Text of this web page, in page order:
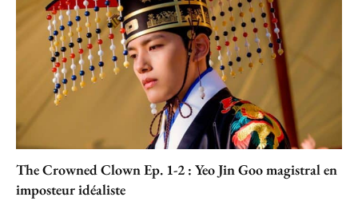
The Crowned Clown Ep. 1-2 : Yeo Jin Goo magistral en
imposteur idéaliste